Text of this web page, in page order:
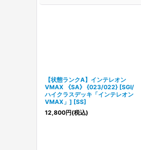
【状態ランクA】インテレオン
VMAX 《SA》 {023/022} [SGI/
ハイクラスデッキ「インテレオン
VMAX」] [SS]
12,800円(税込)